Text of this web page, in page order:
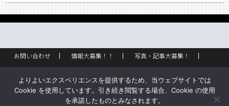
お問い合わせ 情報大募集！！
写真・記事大募集！
企業情報
創刊のご挨拶 サイトポリシー
よりよいエクスペリエンスを提供するため、当ウェブサイトでは
Cookie を使用しています。引き続き閲覧する場合、Cookie の使用
を承諾したものとみなされます。